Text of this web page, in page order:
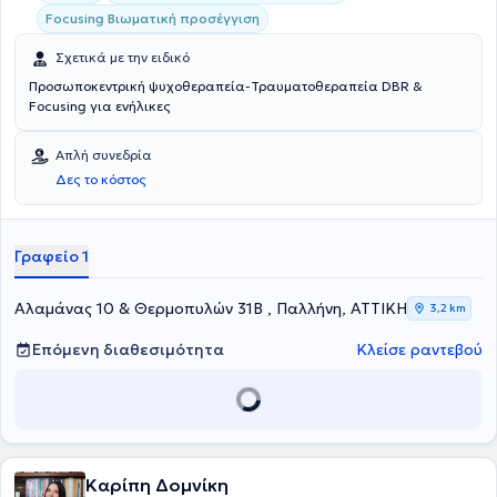
Focusing Βιωματική προσέγγιση
Σχετικά με την ειδικό
Προσωποκεντρική ψυχοθεραπεία-Τραυματοθεραπεία DBR &
Focusing για ενήλικες
Απλή συνεδρία
Δες το κόστος
Γραφείο 1
Αλαμάνας 10 & Θερμοπυλών 31Β , Παλλήνη, ΑΤΤΙΚΗ 3,2 km
Επόμενη διαθεσιμότητα Κλείσε ραντεβού
Καρίπη Δομνίκη